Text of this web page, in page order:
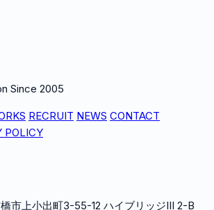
Since 2005
RECRUIT NEWS CONTACT
POLICY
市上小出町3-55-12 ハイブリッジIII 2-B